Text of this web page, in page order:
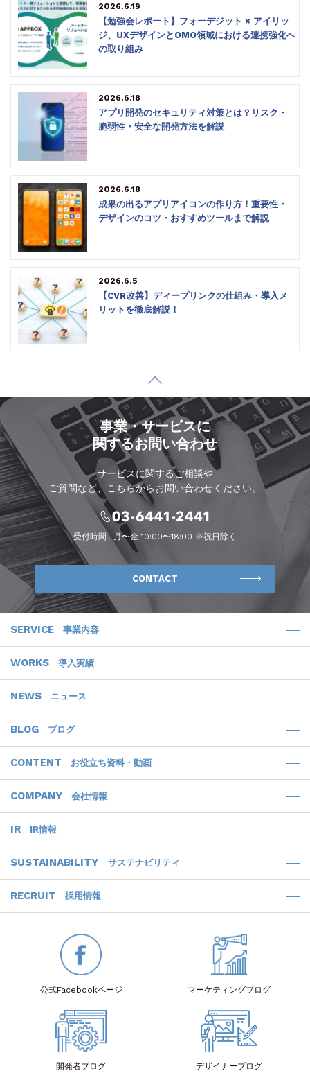
2026.6.19
【勉強会レポート】フォーデジット × アイリッ
ジ、UXデザインとOMO領域における連携強化へ
の取り組み
2026.6.18
アプリ開発のセキュリティ対策とは？リスク・
脆弱性・安全な開発方法を解説
2026.6.18
成果の出るアプリアイコンの作り方！重要性・
デザインのコツ・おすすめツールまで解説
2026.6.5
【CVR改善】ディープリンクの仕組み・導入メ
リットを徹底解説！
事業・サービスに
関するお問い合わせ
サービスに関するご相談や
ご質問など、こちらからお問い合わせください。
受付時間 月〜金 10:00〜18:00 ※祝日除く
CONTACT
SERVICE 事業内容
WORKS 導入実績
NEWS ニュース
BLOG ブログ
CONTENT お役立ち資料・動画
COMPANY 会社情報
IR IR情報
SUSTAINABILITY サステナビリティ
RECRUIT 採用情報
公式Facebookページ マーケティングブログ
開発者ブログ デザイナーブログ